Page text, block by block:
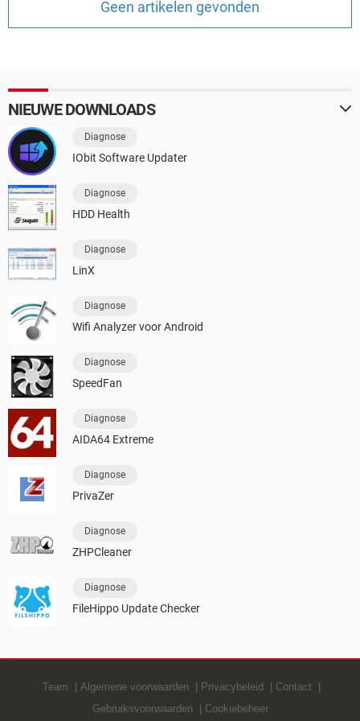
Geen artikelen gevonden
NIEUWE DOWNLOADS
Diagnose
IObit Software Updater
Diagnose
HDD Health
Diagnose
LinX
Diagnose
Wifi Analyzer voor Android
Diagnose
SpeedFan
Diagnose
AIDA64 Extreme
Diagnose
PrivaZer
Diagnose
ZHPCleaner
Diagnose
FileHippo Update Checker
Team Algemene voorwaarden Privacybeleid
Contact
Gebruiksvoorwaarden
Cookiebeheer